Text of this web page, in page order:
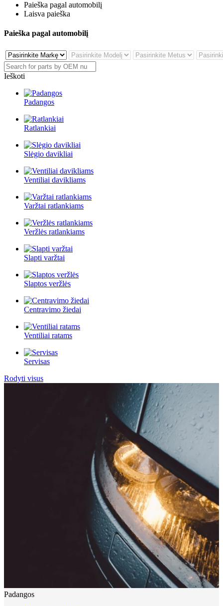
Paieška pagal automobilį
Laisva paieška
Paieška pagal automobilį
Ieškoti
Padangos
Ratlankiai
Slėgio davikliai
Ventiliai davikliams
Varžtai ratlankiams
Veržlės ratlankiams
Slapti varžtai
Slaptos veržlės
Centravimo žiedai
Ventiliai ratams
Servisas
Rodyti visus
Padangos